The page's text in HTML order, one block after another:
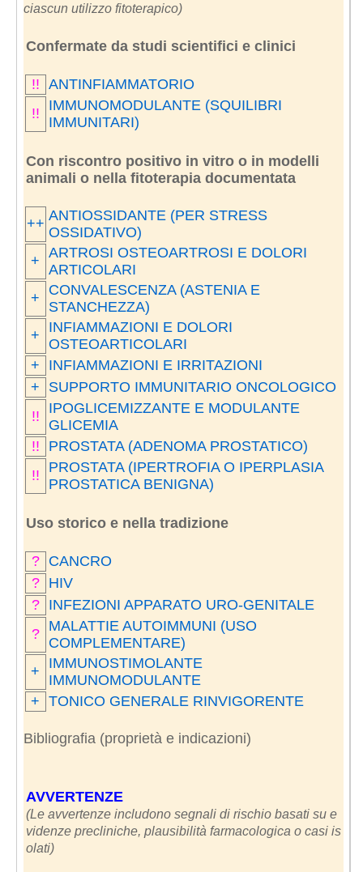
ciascun utilizzo fitoterapico)
Confermate da studi scientifici e clinici
!! ANTINFIAMMATORIO
!!
IMMUNOMODULANTE (SQUILIBRI
IMMUNITARI)
Con riscontro positivo in vitro o in modelli
animali o nella fitoterapia documentata
++ ANTIOSSIDANTE (PER STRESS
OSSIDATIVO)
+ ARTROSI OSTEOARTROSI E DOLORI
ARTICOLARI
+
CONVALESCENZA (ASTENIA E
STANCHEZZA)
+
INFIAMMAZIONI E DOLORI
OSTEOARTICOLARI
+
INFIAMMAZIONI E IRRITAZIONI
+
SUPPORTO IMMUNITARIO ONCOLOGICO
!!
IPOGLICEMIZZANTE E MODULANTE
GLICEMIA
!!
PROSTATA (ADENOMA PROSTATICO)
!!
PROSTATA (IPERTROFIA O IPERPLASIA
PROSTATICA BENIGNA)
Uso storico e nella tradizione
?
CANCRO
?
HIV
?
INFEZIONI APPARATO URO-GENITALE
?
MALATTIE AUTOIMMUNI (USO
COMPLEMENTARE)
+
IMMUNOSTIMOLANTE
IMMUNOMODULANTE
+ TONICO GENERALE RINVIGORENTE
Bibliografia (proprietà e indicazioni)
AVVERTENZE
(Le avvertenze includono segnali di rischio basati su e
videnze precliniche, plausibilità farmacologica o casi is
olati)